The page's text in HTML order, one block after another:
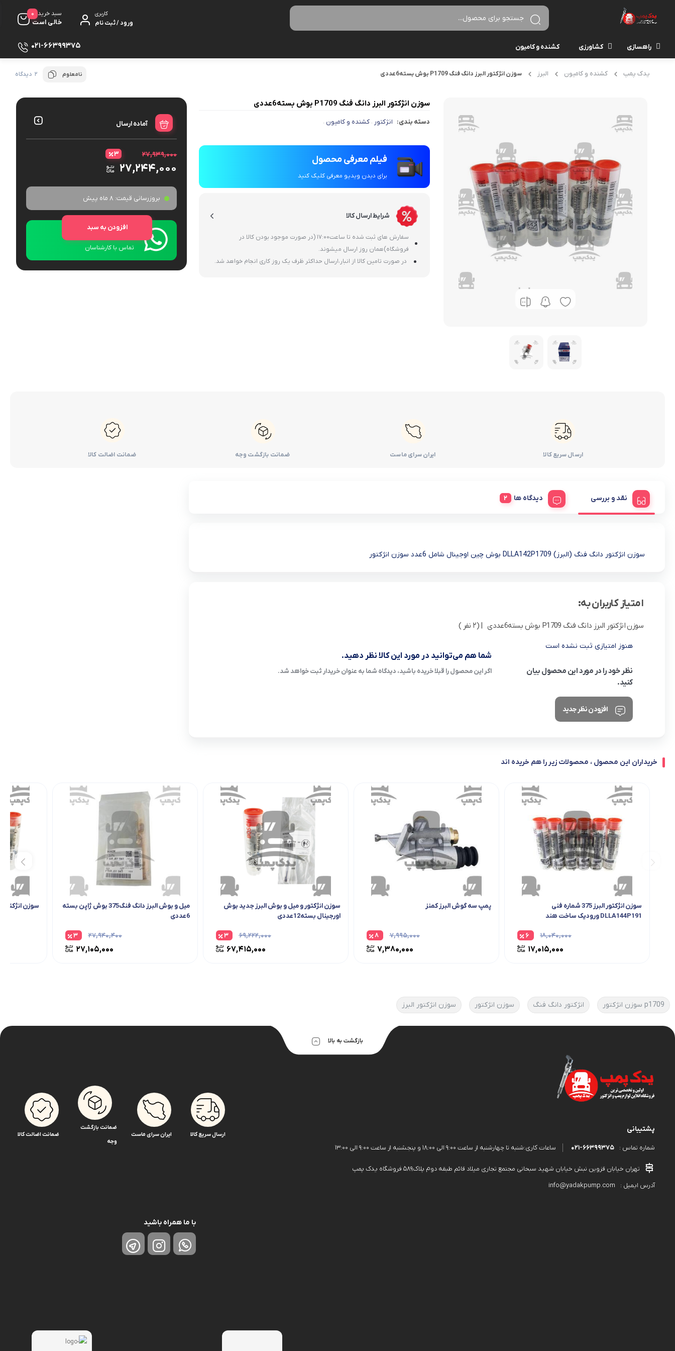
کاربری
ورود / ثبت نام
سبد خرید
خالی است
0
راهسازی کشاورزی کشنده و کامیون 021-66399375
یدک پمپ کشنده و کامیون البرز سوزن انژکتور البرز دانگ فنگ P1709 بوش بسته6عددی نامعلوم 2 دیدگاه
سوزن انژکتور البرز دانگ فنگ P1709 بوش بسته6عددی
دسته بندی: انژکتور ،کشنده و کامیون ،
فیلم معرفی محصول
برای دیدن ویدیو معرفی کلیک کنید
شرایط ارسال کالا
سفارش های ثبت شده تا ساعت17:00 (در صورت موجود بودن کالا در
فروشگاه)همان روز ارسال میشوند.
در صورت تامین کالا از انبار،ارسال حداکثر ظرف یک روز کاری انجام خواهد شد.
آماده ارسال
۲۷,۹۳۹,۰۰۰
۲۷,۲۴۴,۰۰۰
۳
بروزرسانی قیمت: 8 ماه پیش
افزودن به سبد
ارتباط با فروش
تماس با کارشناسان
ارسال سریع کالا ایران سرای ماست ضمانت بازگشت وجه ضمانت اضالت کالا
نقد و بررسی دیدگاه ها
سوزن انژکتور دانگ فنگ (البرز) DLLA142P1709 بوش چین اوجینال شامل 6عدد سوزن انژکتور
امتیاز کاربران به:
سوزن انژکتور البرز دانگ فنگ P1709 بوش بسته6عددی | (2 نفر )
هنوز امتیازی ثبت نشده است
نظر خود را در مورد این محصول بیان
کنید.
افزودن نظر جدید
شما هم می‌توانید در مورد این کالا نظر دهید.
اگر این محصول را قبلا خریده باشید، دیدگاه شما به عنوان خریدار ثبت خواهد شد.
خریداران این محصول ، محصولات زیر را هم خریده اند
سوزن انژکتور البرز 375 شماره فنی
DLLA144P191 ورودیک ساخت هند
۱۸,۰۴۰,۰۰۰
۱۷,۰۱۵,۰۰۰
۶
پمپ سه گوش البرز کمنز
۷,۹۹۵,۰۰۰
۷,۳۸۰,۰۰۰
۸
سوزن انژکتور و میل و بوش البرز جدید بوش
اورجینال بسته12عددی
۶۹,۲۲۲,۰۰۰
۶۷,۴۱۵,۰۰۰
۳
میل و بوش البرز دانگ فنگ375 بوش ژاپن بسته
6عددی
۲۷,۹۴۰,۴۰۰
۲۷,۱۰۵,۰۰۰
۳
سوزن انژکتور
p1709 سوزن انژکتور انژکتور دانگ فنگ سوزن انژکتور سوزن انژکتور البرز
بازگشت به بالا
پشتیبانی
شماره تماس : 021-66399375 ساعات کاری:شنبه تا چهارشنبه از ساعت 9:00 الی 18:00 و پنجشنبه از ساعت 9:00 الی 13:00
تهران خیابان قزوین نبش خیابان شهید سبحانی مجتمع تجاری میلاد قائم طبقه دوم پلاک۵۸۹ فروشگاه یدک پمپ
آدرس ایمیل :
info@yadakpump.com
ارسال سریع کالا ایران سرای ماست
ضمانت بازگشت
وجه
ضمانت اضالت کالا
با ما همراه باشید